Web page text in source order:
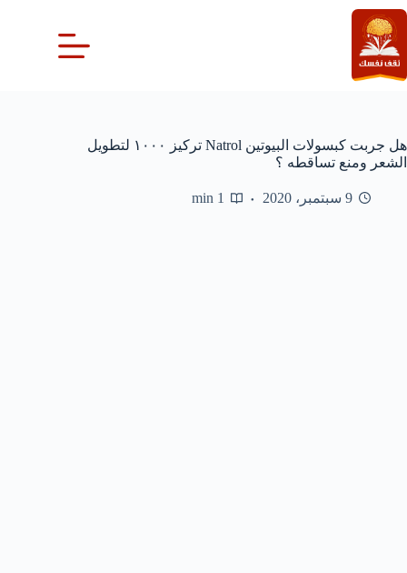
التجاوز
إلى
المحتوى
هل جربت كبسولات البيوتين Natrol تركيز ١٠٠٠ لتطويل
الشعر ومنع تساقطه ؟
9 سبتمبر، 2020 1 min